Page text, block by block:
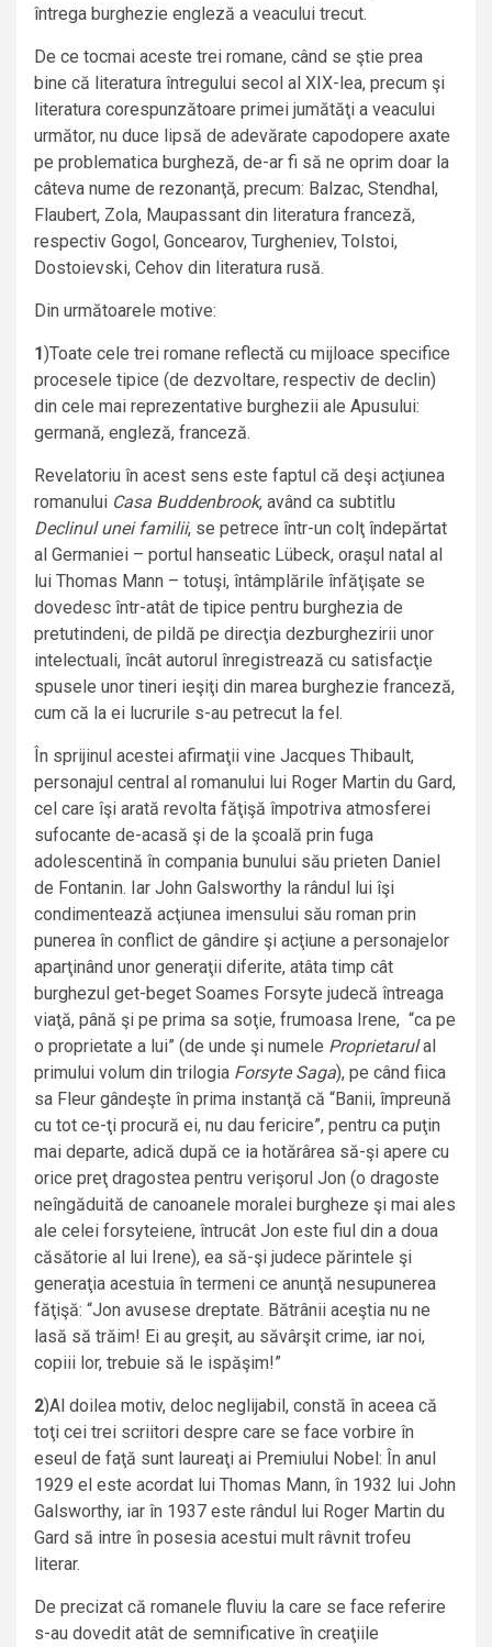
întrega burghezie engleză a veacului trecut.
De ce tocmai aceste trei romane, când se ştie prea
bine că literatura întregului secol al XIX-lea, precum şi
literatura corespunzătoare primei jumătăţi a veacului
următor, nu duce lipsă de adevărate capodopere axate
pe problematica burgheză, de-ar fi să ne oprim doar la
câteva nume de rezonanţă, precum: Balzac, Stendhal,
Flaubert, Zola, Maupassant din literatura franceză,
respectiv Gogol, Goncearov, Turgheniev, Tolstoi,
Dostoievski, Cehov din literatura rusă.
Din următoarele motive:
1)Toate cele trei romane reflectă cu mijloace specifice
procesele tipice (de dezvoltare, respectiv de declin)
din cele mai reprezentative burghezii ale Apusului:
germană, engleză, franceză.
Revelatoriu în acest sens este faptul că deşi acţiunea
romanului Casa Buddenbrook, având ca subtitlu
Declinul unei familii, se petrece într-un colţ îndepărtat
al Germaniei – portul hanseatic Lübeck, oraşul natal al
lui Thomas Mann – totuşi, întâmplările înfăţişate se
dovedesc într-atât de tipice pentru burghezia de
pretutindeni, de pildă pe direcţia dezburghezirii unor
intelectuali, încât autorul înregistrează cu satisfacţie
spusele unor tineri ieşiţi din marea burghezie franceză,
cum că la ei lucrurile s-au petrecut la fel.
În sprijinul acestei afirmaţii vine Jacques Thibault,
personajul central al romanului lui Roger Martin du Gard,
cel care îşi arată revolta făţişă împotriva atmosferei
sufocante de-acasă şi de la şcoală prin fuga
adolescentină în compania bunului său prieten Daniel
de Fontanin. Iar John Galsworthy la rândul lui îşi
condimentează acţiunea imensului său roman prin
punerea în conflict de gândire şi acţiune a personajelor
aparţinând unor generaţii diferite, atâta timp cât
burghezul get-beget Soames Forsyte judecă întreaga
viaţă, până şi pe prima sa soţie, frumoasa Irene, “ca pe
o proprietate a lui” (de unde şi numele Proprietarulal
primului volum din trilogia Forsyte Saga), pe când fiica
sa Fleur gândeşte în prima instanţă că “Banii, împreună
cu tot ce-ţi procură ei, nu dau fericire”, pentru ca puţin
mai departe, adică după ce ia hotărârea să-şi apere cu
orice preţ dragostea pentru verişorul Jon (o dragoste
neîngăduită de canoanele moralei burgheze şi mai ales
ale celei forsyteiene, întrucât Jon este fiul din a doua
căsătorie al lui Irene), ea să-şi judece părintele şi
generaţia acestuia în termeni ce anunţă nesupunerea
făţişă: “Jon avusese dreptate. Bătrânii aceştia nu ne
lasă să trăim! Ei au greşit, au săvârşit crime, iar noi,
copiii lor, trebuie să le ispăşim!”
2)Al doilea motiv, deloc neglijabil, constă în aceea că
toţi cei trei scriitori despre care se face vorbire în
eseul de faţă sunt laureaţi ai Premiului Nobel: În anul
1929 el este acordat lui Thomas Mann, în 1932 lui John
Galsworthy, iar în 1937 este rândul lui Roger Martin du
Gard să intre în posesia acestui mult râvnit trofeu
literar.
De precizat că romanele fluviu la care se face referire
s-au dovedit atât de semnificative în creaţiile